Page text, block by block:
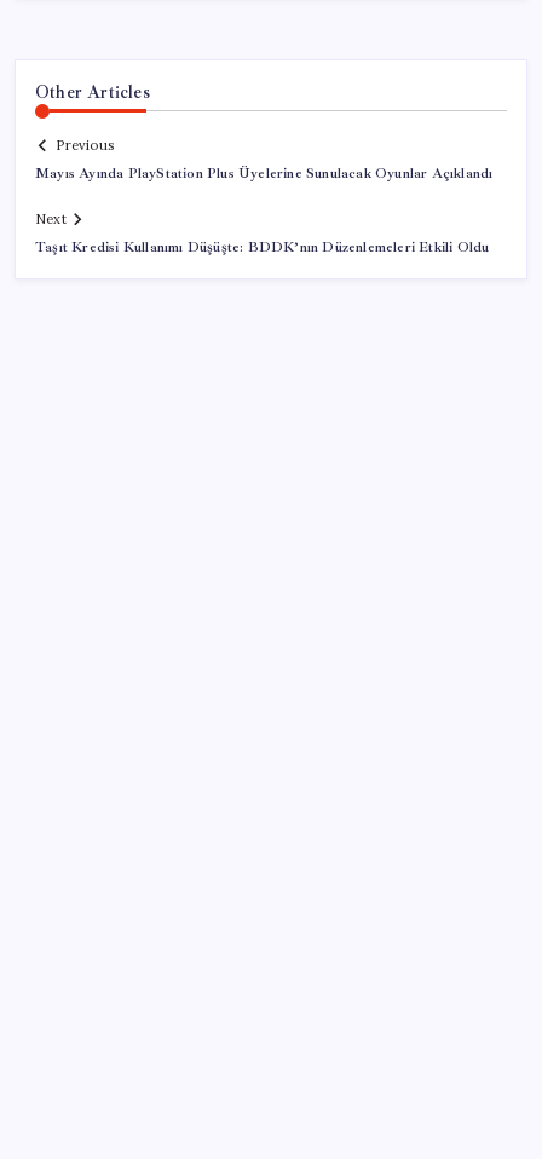
Other Articles
Previous
Mayıs Ayında PlayStation Plus Üyelerine Sunulacak Oyunlar Açıklandı
Next
Taşıt Kredisi Kullanımı Düşüşte: BDDK’nın Düzenlemeleri Etkili Oldu